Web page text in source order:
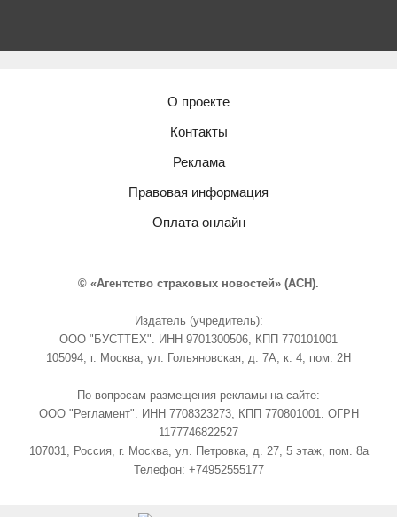
О проекте
Контакты
Реклама
Правовая информация
Оплата онлайн
© «Агентство страховых новостей» (АСН).
Издатель (учредитель):
ООО "БУСТТЕХ". ИНН 9701300506, КПП 770101001
105094, г. Москва, ул. Гольяновская, д. 7А, к. 4, пом. 2Н
По вопросам размещения рекламы на сайте:
ООО "Регламент". ИНН 7708323273, КПП 770801001. ОГРН
1177746822527
107031, Россия, г. Москва, ул. Петровка, д. 27, 5 этаж, пом. 8а
Телефон: +74952555177